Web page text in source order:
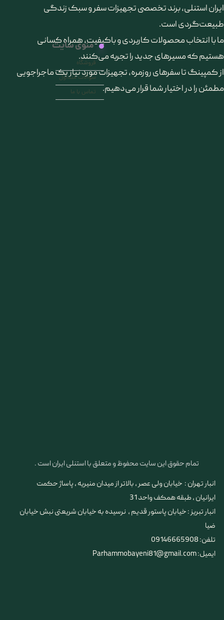
تمام حقوق این سایت محفوظ و متعلق با استنلی ایران است .
​ایران استنلی، برند تخصصی تجهیزات سفر و سبک زندگی
طبیعت‌گردی است.
ما با انتخاب محصولات کاربردی و باکیفیت، همراه کسانی
هستیم که مسیرهای جدید را تجربه می‌کنند.
از کمپینگ تا سفرهای روزمره، تجهیزات مورد نیاز یک ماجراجویی
مطمئن را در اختیار شما قرار می‌دهیم.
منوی سایت
فروشگاه
سوالات متداول
تماس با ما
انبار تهران : خیابان ولی عصر ، بالاتر از میدان منیریه ، پاساژ حکمت
ایرانیان ، طبقه همکف واحد 31
​​​​​​​انبار تبریز : خیابان پاستور قدیم ، نرسیده به خیابان شریعتی نبش خیابان
ضیا
تلفن: 09146665908
ایمیل: Parhammobayeni81@gmail.com